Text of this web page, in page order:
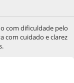
com dificuldade pelo
com cuidado e clarez